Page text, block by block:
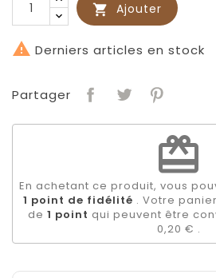
 Ajouter
 Derniers articles en stock
Partager
redeem
En achetant ce produit, vous
1 point de fidélité . Votre
de 1 point qui peuvent être
0,20 € .